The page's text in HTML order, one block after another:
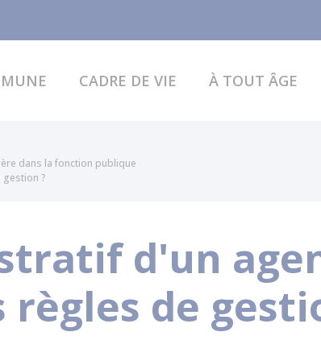
CADRE DE VIE À TOUT ÂGE
dans la fonction publique
?
d'un
de